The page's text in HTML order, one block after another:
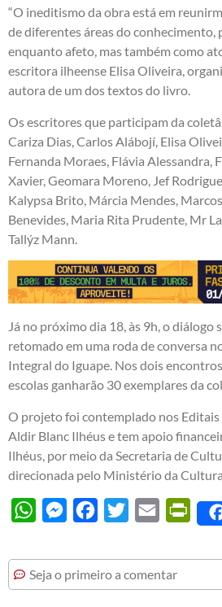
“O ineditismo da obra está em
de diferentes áreas do conhecimento,
enquanto afeto, mas também como
escritora ilheense Elisa Oliveira,
autora de um dos textos do livro.
Os escritores que participam da
Cariza Dias, Carlos Alábojí, Elisa
Fernanda Moraes, Flávia Alessandra,
Xavier, Geomara Moreno, Jef
Kalypsa Brito, Márcia Mendes,
Benevides, Maria Rita Prudente, Mr
Tallýz Mann.
Já no próximo dia 18, às 9h, o diálogo
retomado em uma roda de conversa
Integral do Iguape. Nos dois
escolas ganharão 30 exemplares da
O projeto foi contemplado nos
Aldir Blanc Ilhéus e tem apoio
Ilhéus, por meio da Secretaria de
direcionada pelo Ministério da
WhatsAppMessengerFacebook
Twitter Email
Seja o primeiro a comentar